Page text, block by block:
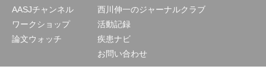
AASJチャンネル
ワークショップ
論文ウォッチ
西川伸一のジャーナルクラブ
活動記録
疾患ナビ
お問い合わせ